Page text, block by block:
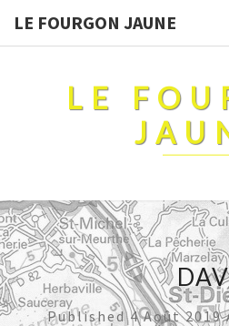
LE FOURGON JAUNE
LE
DAV
Published4 Août 2019